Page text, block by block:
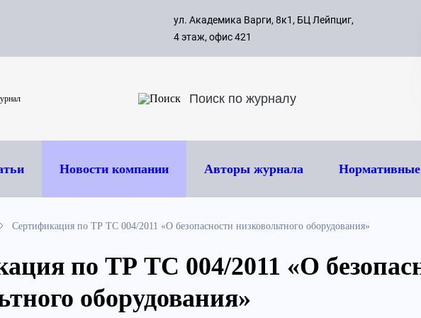
с 09:00
8 495
ул. Академика Варги, 8к1, БЦ Лейпциг,
4 этаж, офис 421
Новости компании Авторы журнала
Сертификация по ТР ТС 004/2011 «О безопасности низковольтного оборудования»
по ТР ТС 004/2011 «О
оборудования»